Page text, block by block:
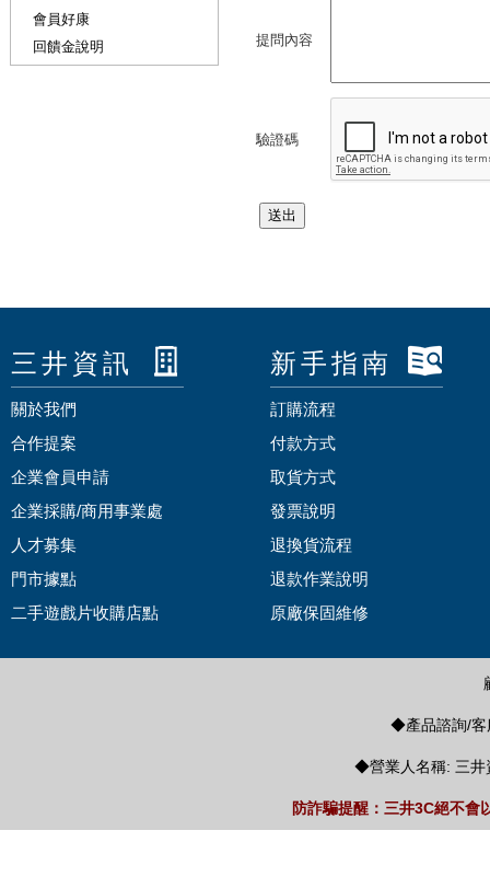
提問內容
驗證碼
會員好康
回饋金說明
三井資訊
關於我們
合作提案
企業會員申請
企業採購/商用事業處
人才募集
門市據點
二手遊戲片收購店點
新手指南
訂購流程
付款方式
取貨方式
發票說明
退換貨流程
退款作業說明
原廠保固維修
◆產品諮詢/客
◆營業人名稱: 三井
防詐騙提醒：三井3C絕不會